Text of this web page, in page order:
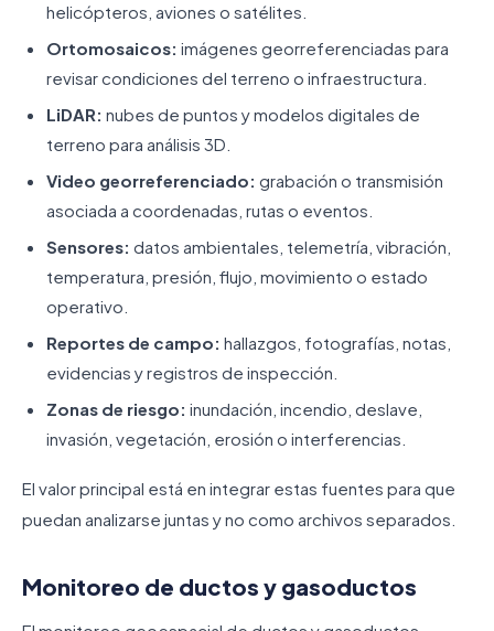
helicópteros, aviones o satélites.
Ortomosaicos: imágenes georreferenciadas para
revisar condiciones del terreno o infraestructura.
LiDAR: nubes de puntos y modelos digitales de
terreno para análisis 3D.
Video georreferenciado: grabación o transmisión
asociada a coordenadas, rutas o eventos.
Sensores: datos ambientales, telemetría, vibración,
temperatura, presión, flujo, movimiento o estado
operativo.
Reportes de campo: hallazgos, fotografías, notas,
evidencias y registros de inspección.
Zonas de riesgo: inundación, incendio, deslave,
invasión, vegetación, erosión o interferencias.
El valor principal está en integrar estas fuentes para que
puedan analizarse juntas y no como archivos separados.
Monitoreo de ductos y gasoductos